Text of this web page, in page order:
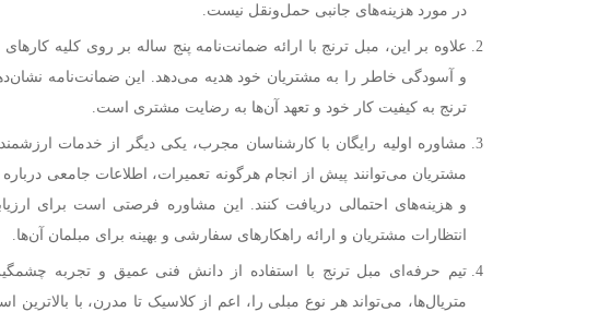
در مورد هزینه‌های جانبی حمل‌ونقل نیست.
علاوه بر این، مبل ترنج با ارائه ضمانت‌نامه پنج ساله بر روی کلیه کارهای
و آسودگی خاطر را به مشتریان خود هدیه می‌دهد. این ضمانت‌نامه
ترنج به کیفیت کار خود و تعهد آن‌ها به رضایت مشتری است.
مشاوره اولیه رایگان با کارشناسان مجرب، یکی دیگر از خدمات
مشتریان می‌توانند پیش از انجام هرگونه تعمیرات، اطلاعات جامعی
و هزینه‌های احتمالی دریافت کنند. این مشاوره فرصتی است برای
انتظارات مشتریان و ارائه راهکارهای سفارشی و بهینه برای مبلمان آن‌ها.
تیم حرفه‌ای مبل ترنج با استفاده از دانش فنی عمیق و تجربه چشمگیر
متریال‌ها، می‌تواند هر نوع مبلی را، اعم از کلاسیک تا مدرن، با بالاترین